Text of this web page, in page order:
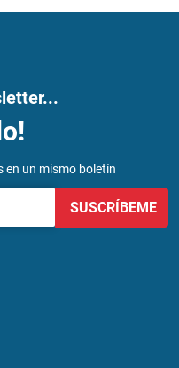
en un mismo boletín
SUSCRÍBEME